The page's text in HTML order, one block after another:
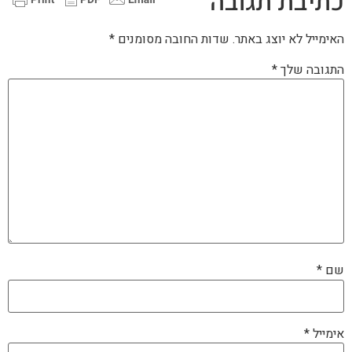
האימייל לא יוצג באתר. שדות החובה מסומנים *
התגובה שלך*
שם *
אימייל*